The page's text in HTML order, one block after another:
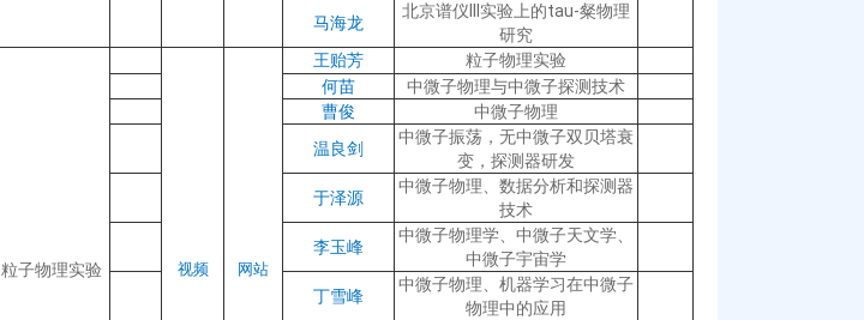
马海龙
北京谱仪III实验上的tau-粲物理
研究
粒子物理实验 视频 网站
王贻芳
粒子物理实验
何苗
中微子物理与中微子探测技术
曹俊
中微子物理
温良剑
中微子振荡，无中微子双贝塔衰
变，探测器研发
于泽源
中微子物理、数据分析和探测器
技术
李玉峰
中微子物理学、中微子天文学、
中微子宇宙学
丁雪峰
中微子物理、机器学习在中微子
物理中的应用